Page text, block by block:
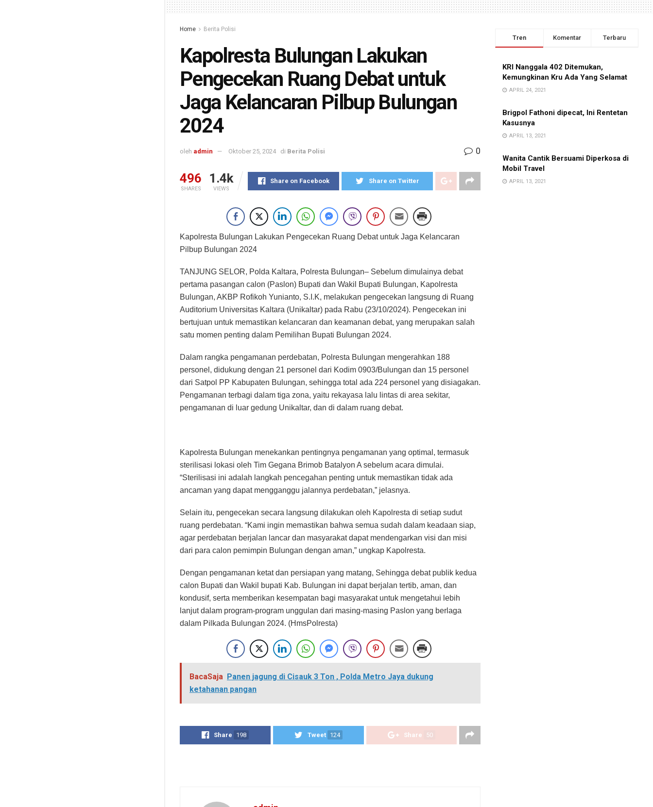
Home Berita Polisi
Kapolresta Bulungan Lakukan
Pengecekan Ruang Debat untuk
Jaga Kelancaran Pilbup Bulungan
2024
oleh admin Oktober 25, 2024 di Berita Polisi 0
496
SHARES
1.4k
VIEWS
Share on Facebook Share on Twitter
Kapolresta Bulungan Lakukan Pengecekan Ruang Debat untuk Jaga Kelancaran
Pilbup Bulungan 2024
TANJUNG SELOR, Polda Kaltara, Polresta Bulungan– Sebelum dimulainya debat
pertama pasangan calon (Paslon) Bupati dan Wakil Bupati Bulungan, Kapolresta
Bulungan, AKBP Rofikoh Yunianto, S.I.K, melakukan pengecekan langsung di Ruang
Auditorium Universitas Kaltara (Unikaltar) pada Rabu (23/10/2024). Pengecekan ini
bertujuan untuk memastikan kelancaran dan keamanan debat, yang merupakan salah
satu momen penting dalam Pemilihan Bupati Bulungan 2024.
Dalam rangka pengamanan perdebatan, Polresta Bulungan mengerahkan 188
personel, didukung dengan 21 personel dari Kodim 0903/Bulungan dan 15 personel
dari Satpol PP Kabupaten Bulungan, sehingga total ada 224 personel yang disiagakan.
Pengamanan terbagi dalam tiga zona, yaitu rekayasa lalu lintas di area sekitar,
pengamanan di luar gedung Unikaltar, dan di dalam ruang debat.
Kapolresta Bulungan menekankan pentingnya pengamanan yang optimal, termasuk
sterilisasi lokasi oleh Tim Gegana Brimob Batalyon A sebelum acara dimulai.
“Sterilisasi ini adalah langkah pencegahan penting untuk memastikan tidak ada
ancaman yang dapat mengganggu jalannya perdebatan,” jelasnya.
Selain itu, pengecekan secara langsung dilakukan oleh Kapolresta di setiap sudut
ruang perdebatan. “Kami ingin memastikan bahwa semua sudah dalam keadaan siap,
agar perdebatan berjalan lancar dan masyarakat dapat mendengarkan visi dan misi
dari para calon pemimpin Bulungan dengan aman,” ungkap Kapolresta.
Dengan pengamanan ketat dan persiapan yang matang, Sehingga debat publik kedua
calon Bupati dan Wakil bupati Kab. Bulungan ini dapat berjalan tertib, aman, dan
kondusif, serta memberikan kesempatan bagi masyarakat untuk mengetahui lebih
lanjut dalam program-program unggulan dari masing-masing Paslon yang berlaga
dalam Pilkada Bulungan 2024. (HmsPolresta)
BacaSaja Panen jagung di Cisauk 3 Ton , Polda Metro Jaya dukung
ketahanan pangan
Share 198 Tweet 124 Share 50
Tren Komentar Terbaru
KRI Nanggala 402 Ditemukan,
Kemungkinan Kru Ada Yang Selamat
APRIL 24, 2021
Brigpol Fathoni dipecat, Ini Rentetan
Kasusnya
APRIL 13, 2021
Wanita Cantik Bersuami Diperkosa di
Mobil Travel
APRIL 13, 2021